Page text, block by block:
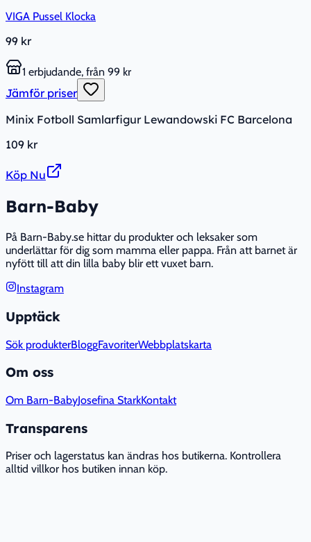
VIGA Pussel Klocka
99 kr
1 erbjudande, från 99 kr
Jämför priser
Minix Fotboll Samlarfigur Lewandowski FC Barcelona
109 kr
Köp Nu
Barn-Baby
På Barn-Baby.se hittar du produkter och leksaker som
underlättar för dig som mamma eller pappa. Från att barnet är
nyfött till att din lilla baby blir ett vuxet barn.
Instagram
Upptäck
Sök produkterBloggFavoriterWebbplatskarta
Om oss
Om Barn-BabyJosefina StarkKontakt
Transparens
Priser och lagerstatus kan ändras hos butikerna. Kontrollera
alltid villkor hos butiken innan köp.